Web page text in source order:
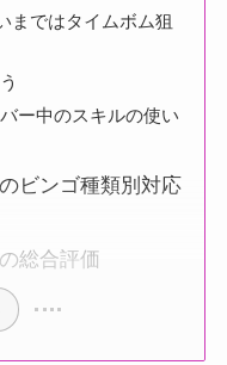
まではタイムボム狙
ー中のスキルの使い
ビンゴ種類別対応
総合評価